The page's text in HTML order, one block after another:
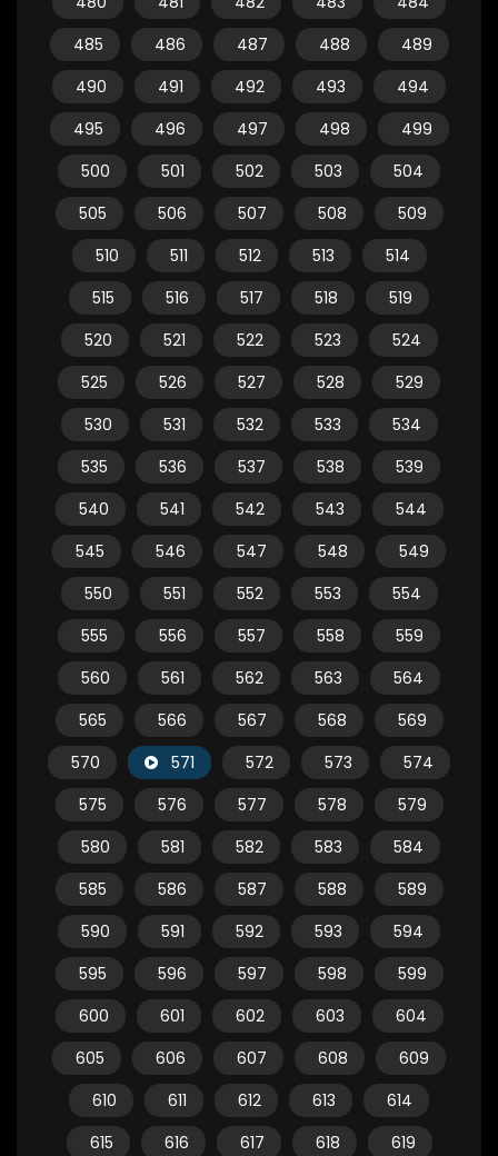
485
486 487 488
489
490
491 492 493
494
495
496 497 498
499
500
501 502 503
504
505
506 507 508
509
510
511 512 513
514
515
516 517 518
519
520
521 522 523
524
525
526 527 528
529
530
531 532 533
534
535
536 537 538
539
540
541 542 543
544
545
546 547 548
549
550
551 552 553
554
555
556 557 558
559
560
561 562 563
564
565
566 567 568
569
570
571 572 573
574
575
576 577 578
579
580
581 582 583
584
585
586 587 588
589
590
591 592 593
594
595
596 597 598
599
600
601 602 603
604
605
606 607 608
609
610
611 612 613
614
615
616 617 618
619